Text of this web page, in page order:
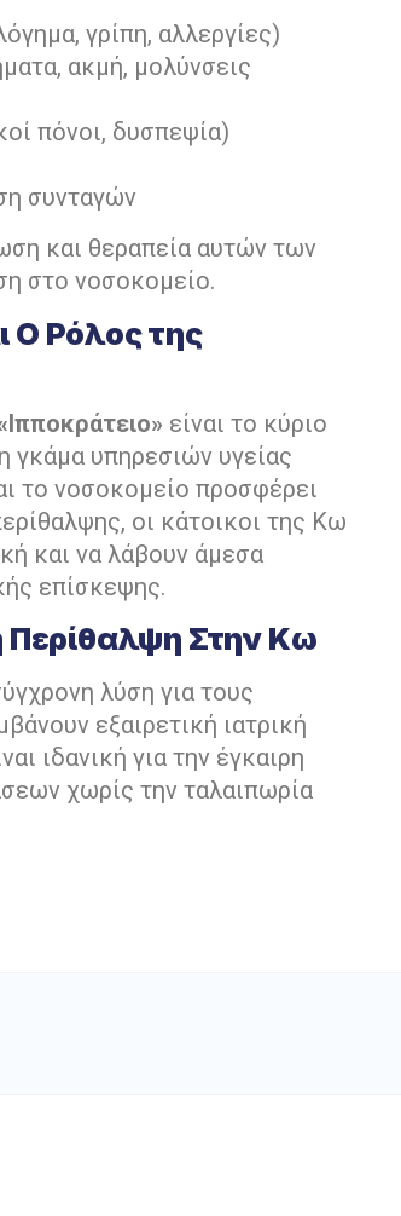
γρίπη, αλλεργίες)
ακμή, μολύνσεις
πόνοι, δυσπεψία)
συνταγών
και θεραπεία αυτών των
στο νοσοκομείο.
Ο Ρόλος της
είναι το κύριο
γκάμα υπηρεσιών υγείας
το νοσοκομείο προσφέρει
οι κάτοικοι της Κω
και να λάβουν άμεσα
επίσκεψης.
Περίθαλψη Στην Κω
λύση για τους
εξαιρετική ιατρική
ιδανική για την έγκαιρη
χωρίς την ταλαιπωρία